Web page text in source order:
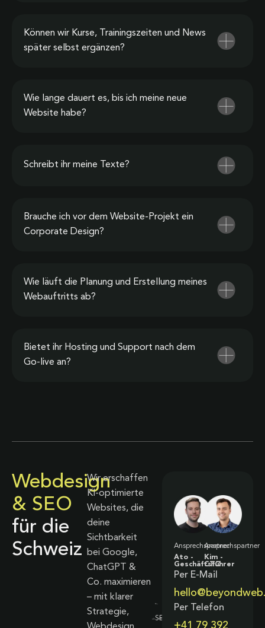
Können wir Kurse, Trainingszeiten und News
später selbst ergänzen?
Wie lange dauert es, bis ich meine neue
Website habe?
Schreibt ihr meine Texte?
Brauche ich vor dem Website-Projekt ein
Corporate Design?
Wie läuft die Planung und Erstellung meines
Webauftritts ab?
Bietet ihr Hosting und Support nach dem
Go-live an?
Webdesign
& SEO
für die
Schweiz
Wir erschaffen
KI-optimierte
Websites, die
deine
Sichtbarkeit
bei Google,
ChatGPT &
Co. maximieren
– mit klarer
Strategie,
Ansprechspartner
Ato -
Geschäftsführer
Ansprechspartner
Kim -
CTO
Per E-Mail
Per Telefon
+41 79 392